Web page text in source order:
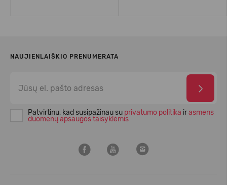
NAUJIENLAIŠKIO PRENUMERATA
Patvirtinu, kad susipažinau su privatumo politika irasmens
duomenų apsaugos taisyklėmis